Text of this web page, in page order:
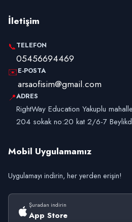
İletişim
📞TELEFON
05456694469
✉️E-POSTA
arsaofisim@gmail.com
📍ADRES
RightWay Education Yakuplu
204 sokak no:20 kat 2/6-7
Mobil Uygulamamız
Uygulamayı indirin, her yerden erişin!
Şuradan indirin
App Store